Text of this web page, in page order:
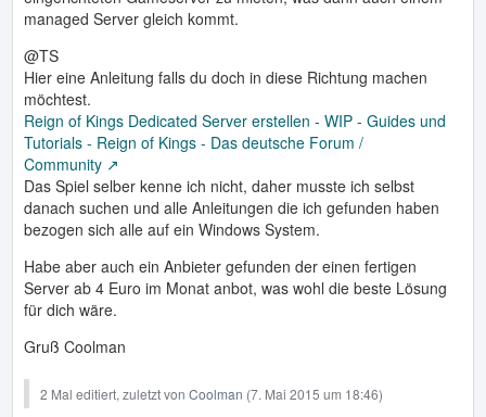
managed Server gleich kommt.
@TS
Hier eine Anleitung falls du doch in diese Richtung machen
möchtest.
Reign of Kings Dedicated Server erstellen - WIP - Guides und
Tutorials - Reign of Kings - Das deutsche Forum /
Community
Das Spiel selber kenne ich nicht, daher musste ich selbst
danach suchen und alle Anleitungen die ich gefunden haben
bezogen sich alle auf ein Windows System.
Habe aber auch ein Anbieter gefunden der einen fertigen
Server ab 4 Euro im Monat anbot, was wohl die beste Lösung
für dich wäre.
Gruß Coolman
2 Mal editiert, zuletzt von Coolman (7. Mai 2015 um 18:46)